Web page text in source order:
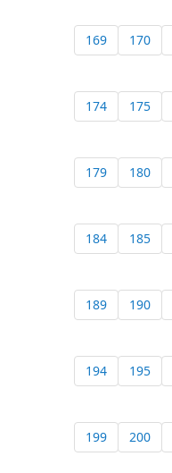
169 170
174 175
179 180
184 185
189 190
194 195
199 200